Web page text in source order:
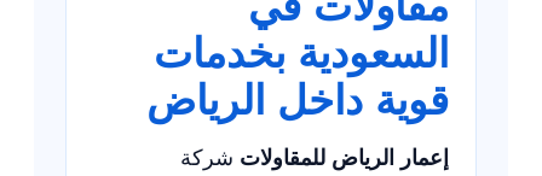
السعودية بخدمات
قوية داخل الرياض
إعمار الرياض للمقاولات شركة